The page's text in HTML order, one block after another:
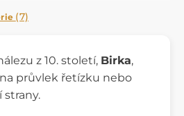
(7)
z 10. století, Birka,
průvlek řetízku nebo
strany.